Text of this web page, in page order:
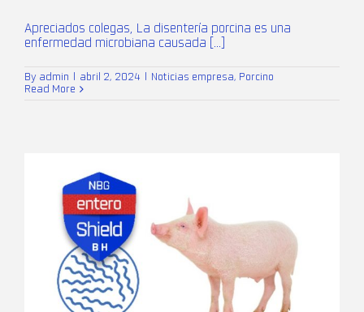
Apreciados colegas, La disentería porcina es una
enfermedad microbiana causada [...]
By admin abril 2, 2024 Noticias empresa, Porcino
Read More